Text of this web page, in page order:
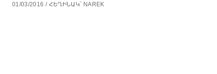
01/03/2016 / ՀԵՂԻՆԱԿ՝ NAREK